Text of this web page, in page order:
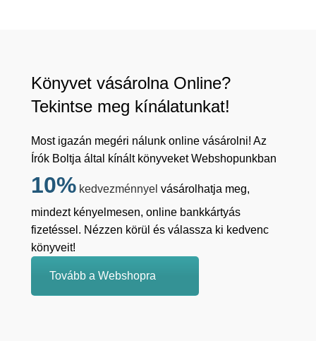
Könyvet vásárolna Online?
Tekintse meg kínálatunkat!
Most igazán megéri nálunk online vásárolni! Az
Írók Boltja által kínált könyveket Webshopunkban
10% kedvezménnyel vásárolhatja meg,
mindezt kényelmesen, online bankkártyás
fizetéssel. Nézzen körül és válassza ki kedvenc
könyveit!
Tovább a Webshopra